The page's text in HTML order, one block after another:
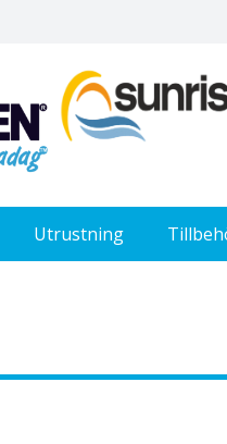
Utrustning